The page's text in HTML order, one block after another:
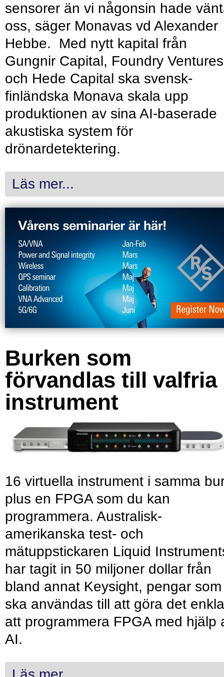
sensorer än vi någonsin hade
oss, säger Monavas vd Alexander
Hebbe. Med nytt kapital från
Gungnir Capital, Foundry Ventures
och Hede Capital ska svensk-
finländska Monava skala upp
produktionen av sina AI-baserade
akustiska system för
drönardetektering.
Läs mer...
Burken som
förvandlas till valfria
instrument
16 virtuella instrument i samma
plus en FPGA som du kan
programmera. Australisk-
amerikanska test- och
mätuppstickaren Liquid
har tagit in 50 miljoner dollar från
bland annat Keysight, pengar som
ska användas till att göra det
att programmera FPGA med hjälp
AI.